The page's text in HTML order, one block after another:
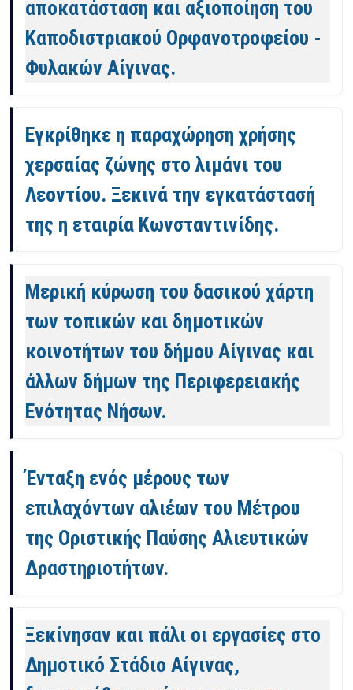
αποκατάσταση και αξιοποίηση του
Καποδιστριακού Ορφανοτροφείου -
Φυλακών Αίγινας.
Εγκρίθηκε η παραχώρηση χρήσης
χερσαίας ζώνης στο λιμάνι του
Λεοντίου. Ξεκινά την εγκατάστασή
της η εταιρία Κωνσταντινίδης.
Μερική κύρωση του δασικού χάρτη
των τοπικών και δημοτικών
κοινοτήτων του δήμου Αίγινας και
άλλων δήμων της Περιφερειακής
Ενότητας Νήσων.
Ένταξη ενός μέρους των
επιλαχόντων αλιέων του Μέτρου
της Οριστικής Παύσης Αλιευτικών
Δραστηριοτήτων.
Ξεκίνησαν και πάλι οι εργασίες στο
Δημοτικό Στάδιο Αίγινας,